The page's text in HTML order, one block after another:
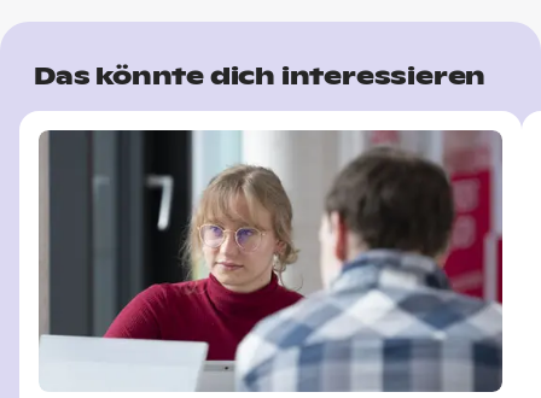
Das könnte dich interessieren